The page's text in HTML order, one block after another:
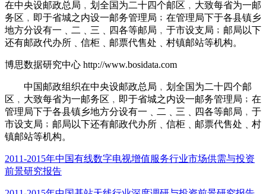
在中央设邮政总局﹐划全国为二十四个邮区﹐大致每省为一邮
务区﹐即于省城之内设一邮务管理局﹔在管理局下于各县镇乡
地方分设有一﹑二﹑三﹑四各等邮局﹐于市设支局﹔邮局以下
还有邮政代办所﹑信柜﹑邮票代售处﹑村镇邮站等机构。
博思数据研究中心 http://www.bosidata.com
中国邮政组织在中央设邮政总局﹐划全国为二十四个邮
区﹐大致每省为一邮务区﹐即于省城之内设一邮务管理局﹔在
管理局下于各县镇乡地方分设有一﹑二﹑三﹑四各等邮局﹐于
市设支局﹔邮局以下还有邮政代办所﹑信柜﹑邮票代售处﹑村
镇邮站等机构。
2011-2015年中国有线数字电视增值服务行业市场供需与投资
前景研究报告